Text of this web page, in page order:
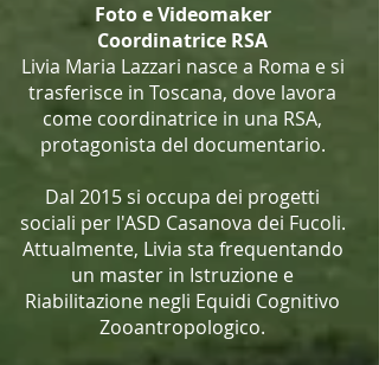
Foto e Videomaker
Coordinatrice RSA
Livia Maria Lazzari nasce a Roma e si
trasferisce in Toscana, dove lavora
come coordinatrice in una RSA,
protagonista del documentario.
Dal 2015 si occupa dei progetti
sociali per l'ASD Casanova dei Fucoli.
Attualmente, Livia sta frequentando
un master in Istruzione e
Riabilitazione negli Equidi Cognitivo
Zooantropologico.